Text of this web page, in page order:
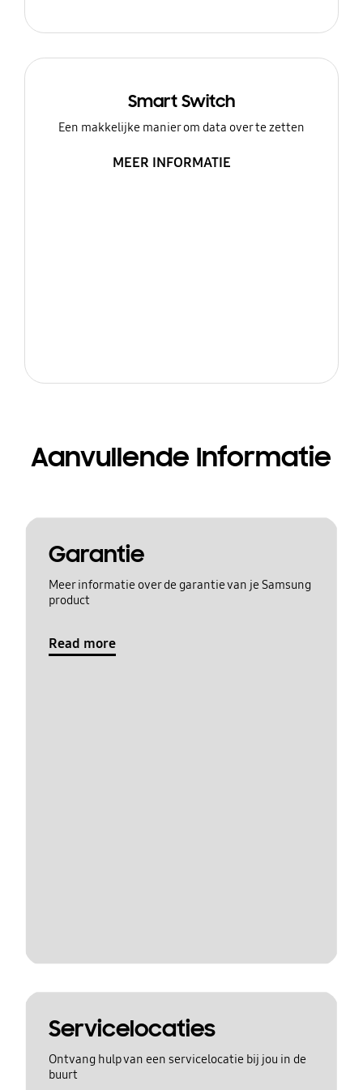
Smart Switch
Een makkelijke manier om data over te zetten
MEER INFORMATIE
Aanvullende Informatie
Garantie
Meer informatie over de garantie van je Samsung
product
Read more
Servicelocaties
Ontvang hulp van een servicelocatie bij jou in de
buurt